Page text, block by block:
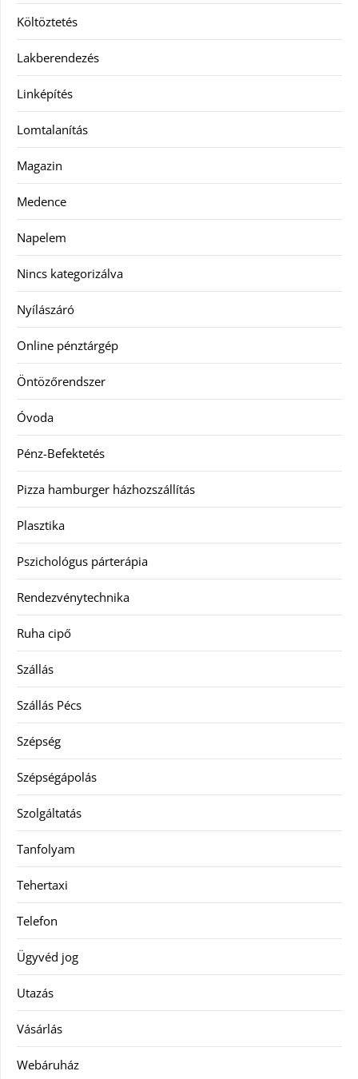
Költöztetés
Lakberendezés
Linképítés
Lomtalanítás
Magazin
Medence
Napelem
Nincs kategorizálva
Nyílászáró
Online pénztárgép
Öntözőrendszer
Óvoda
Pénz-Befektetés
Pizza hamburger házhozszállítás
Plasztika
Pszichológus párterápia
Rendezvénytechnika
Ruha cipő
Szállás
Szállás Pécs
Szépség
Szépségápolás
Szolgáltatás
Tanfolyam
Tehertaxi
Telefon
Ügyvéd jog
Utazás
Vásárlás
Webáruház